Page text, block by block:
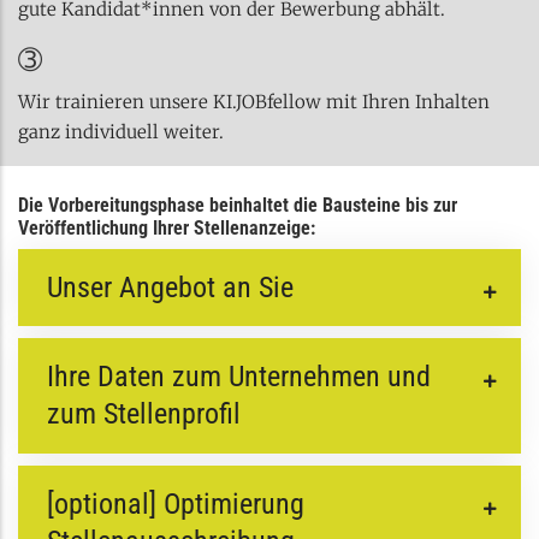
gute Kandidat*innen von der Bewerbung abhält.
➂
Wir trainieren unsere KI.JOBfellow mit Ihren Inhalten
ganz individuell weiter.
Die Vorbereitungsphase beinhaltet die Bausteine bis zur
Veröffentlichung Ihrer Stellenanzeige:
Unser Angebot an Sie
Ihre Daten zum Unternehmen und
zum Stellenprofil
[optional] Optimierung